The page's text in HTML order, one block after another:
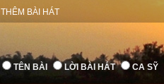
THÊM BÀI HÁT
TÊN BÀI LỜI BÀI HÁT CA SỸ